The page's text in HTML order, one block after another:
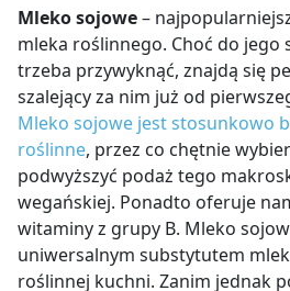
Pozostałe wiórki można
kokosową lub dodać do deseru
Mleko sojowe–
mleka roślinnego. Choć do jego
trzeba przywyknąć, znajdą się
szalejący za nim już od
Mleko sojowe jest stosunkowo
roślinne, przez co chętnie
podwyższyć podaż tego
wegańskiej. Ponadto oferuje
witaminy z grupy B. Mleko
uniwersalnym substytutem
roślinnej kuchni. Zanim jednak